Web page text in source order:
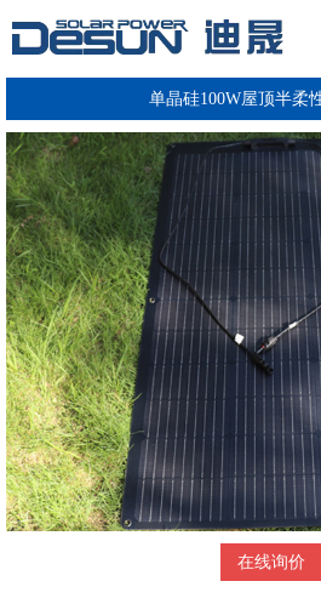
单晶硅100W屋顶半柔
在线询价